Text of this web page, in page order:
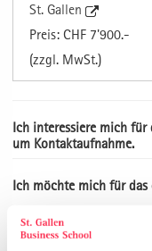
St. Gallen
Preis: CHF 7'900.-
(zzgl. MwSt.)
Ich interessiere mich für
um Kontaktaufnahme.
Ich möchte mich für das
Art der Adresse
Kontaktdaten